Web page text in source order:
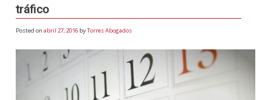
tráfico
Posted on abril 27, 2016byTorres Abogados